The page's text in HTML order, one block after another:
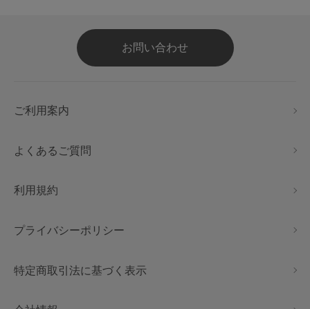
お問い合わせ
ご利用案内
よくあるご質問
利用規約
プライバシーポリシー
特定商取引法に基づく表示